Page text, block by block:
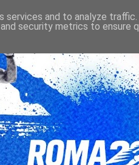
and to analyze traffic.
security metrics to ensure